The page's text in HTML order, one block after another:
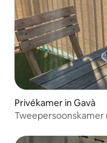
Privékamer in Gavà